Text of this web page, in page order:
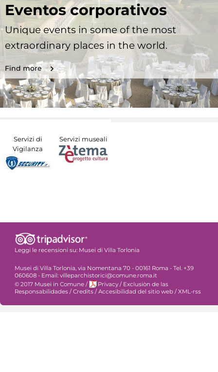
Eventos corporativos
Unique events in some of the most
extraordinary places in the world.
Find more
Servizi di
Vigilanza
Servizi museali
Leggi le recensioni su: Musei di Villa Torlonia
Musei di Villa Torlonia, via Nomentana 70 - 00161 Roma - Tel. +39
060608 - Email: villeparchistorici@comune.roma.it
© 2017 Musei in Comune / Privacy / Exclusiòn de las
Responsabilidades /Credits /Accesibilidad del sitio web /XML-rss